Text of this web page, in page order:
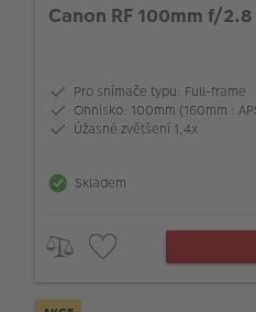
Canon RF 100mm f/2.8
Pro snímače typu: Full-frame
Ohnisko: 100mm (160mm :
Úžasné zvětšení 1,4x
Skladem